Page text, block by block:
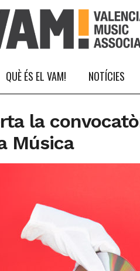
QUÈ ÉS EL VAM! NOTÍCIES
la
Música